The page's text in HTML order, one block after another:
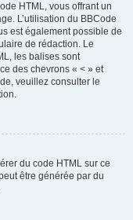
HTML, vous offrant un
L’utilisation du BBCode
est également possible de
de rédaction. Le
les balises sont
des chevrons « < » et
veuillez consulter le
du code HTML sur ce
être générée par du